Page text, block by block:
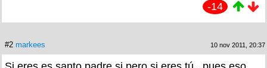
-14
#2 markees 10 nov 2011, 20:37